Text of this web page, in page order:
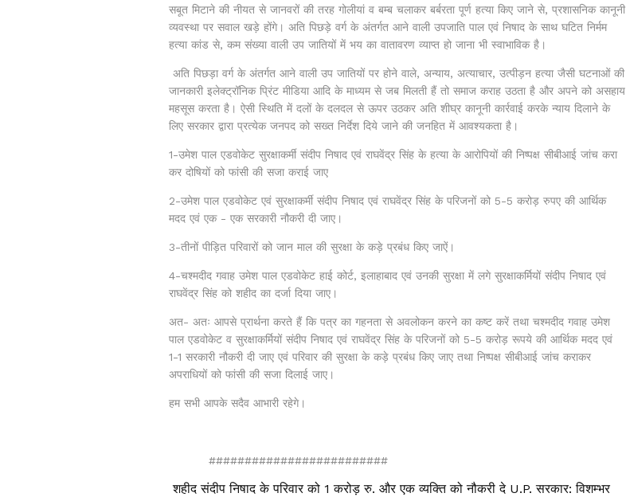
सबूत मिटाने की नीयत से जानवरों की तरह गोलीयां व बम्ब चलाकर बर्बरता पूर्ण हत्या किए जाने से, प्रशासनिक कानूनी
व्यवस्था पर सवाल खड़े होंगे। अति पिछड़े वर्ग के अंतर्गत आने वाली उपजाति पाल एवं निषाद के साथ घटित निर्मम
हत्या कांड से, कम संख्या वाली उप जातियों में भय का वातावरण व्याप्त हो जाना भी स्वाभाविक है।
अति पिछड़ा वर्ग के अंतर्गत आने वाली उप जातियों पर होने वाले, अन्याय, अत्याचार, उत्पीड़न हत्या जैसी घटनाओं की
जानकारी इलेक्ट्रॉनिक प्रिंट मीडिया आदि के माध्यम से जब मिलती हैं तो समाज कराह उठता है और अपने को असहाय
महसूस करता है। ऐसी स्थिति में दलों के दलदल से ऊपर उठकर अति शीघ्र कानूनी कार्रवाई करके न्याय दिलाने के
लिए सरकार द्वारा प्रत्येक जनपद को सख्त निर्देश दिये जाने की जनहित में आवश्यकता है।
1-उमेश पाल एडवोकेट सुरक्षाकर्मी संदीप निषाद एवं राघवेंद्र सिंह के हत्या के आरोपियों की निष्पक्ष सीबीआई जांच करा
कर दोषियों को फांसी की सजा कराई जाए
2-उमेश पाल एडवोकेट एवं सुरक्षाकर्मी संदीप निषाद एवं राघवेंद्र सिंह के परिजनों को 5-5 करोड़ रुपए की आर्थिक
मदद एवं एक - एक सरकारी नौकरी दी जाए।
3-तीनों पीड़ित परिवारों को जान माल की सुरक्षा के कड़े प्रबंध किए जाऐं।
4-चश्मदीद गवाह उमेश पाल एडवोकेट हाई कोर्ट, इलाहाबाद एवं उनकी सुरक्षा में लगे सुरक्षाकर्मियों संदीप निषाद एवं
राघवेंद्र सिंह को शहीद का दर्जा दिया जाए।
अत- अतः आपसे प्रार्थना करते हैं कि पत्र का गहनता से अवलोकन करने का कष्ट करें तथा चश्मदीद गवाह उमेश
पाल एडवोकेट व सुरक्षाकर्मियों संदीप निषाद एवं राघवेंद्र सिंह के परिजनों को 5-5 करोड़ रूपये की आर्थिक मदद एवं
1-1 सरकारी नौकरी दी जाए एवं परिवार की सुरक्षा के कड़े प्रबंध किए जाए तथा निष्पक्ष सीबीआई जांच कराकर
अपराधियों को फांसी की सजा दिलाई जाए।
हम सभी आपके सदैव आभारी रहेगे।
#########################
शहीद संदीप निषाद के परिवार को 1 करोड़ रु. और एक व्यक्ति को नौकरी दे U.P. सरकार: विशम्भर